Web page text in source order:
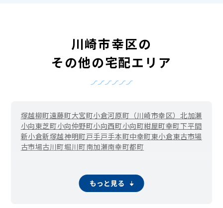
川崎市幸区の
その他の宅配エリア
塚越柳町遠藤町大宮町小倉河原町（川崎市幸区）北加瀬
小向東芝町小向仲野町小向西町小向町紺屋町幸町下平間
新小倉新塚越神明町戸手戸手本町中幸町東小倉東古市場
古市場古川町堀川町南加瀬南幸町都町
もっと見る